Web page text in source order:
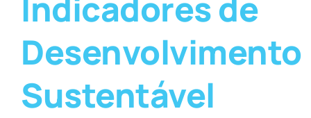
Desenvolvimento
Sustentável